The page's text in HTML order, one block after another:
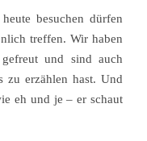
besuchen dürfen
treffen. Wir haben
und sind auch
zu erzählen hast. Und
eh und je – er schaut